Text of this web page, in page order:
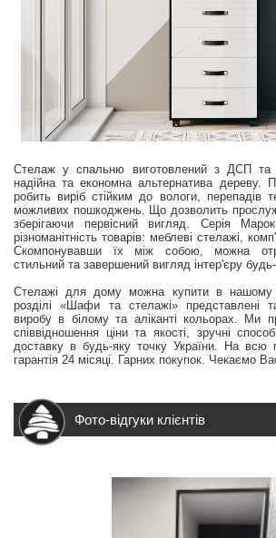
Стелаж у спальню виготовлений з ДСП
надійна та економна альтернатива дереву.
робить виріб стійким до вологи, перепадів
можливих пошкоджень. Що дозволить
зберігаючи первісний вигляд. Серія
різноманітність товарів: меблеві стелажі,
Скомпонувавши їх між собою, можна
стильний та завершений вигляд інтер'єру
Стелажі для дому можна купити в нашому
розділі «Шафи та стелажі» представлені
виробу в білому та аліканті кольорах. Ми
співвідношення ціни та якості, зручні
доставку в будь-яку точку України. На всю
гарантія 24 місяці. Гарних покупок. Чекаємо
Фото-відгуки клієнтів